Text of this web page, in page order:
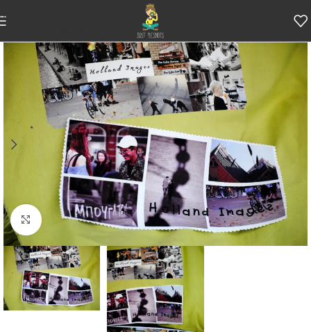
Skip to navigation
Skip to main content
Κάντε κλικ για μεγέθυνση